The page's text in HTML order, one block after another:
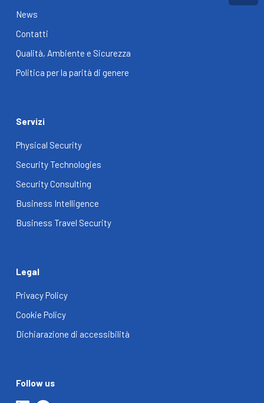
News
Contatti
Qualità, Ambiente e Sicurezza
Politica per la parità di genere
Servizi
Physical Security
Security Technologies
Security Consulting
Business Intelligence
Business Travel Security
Legal
Privacy Policy
Cookie Policy
Dichiarazione di accessibilità
Follow us